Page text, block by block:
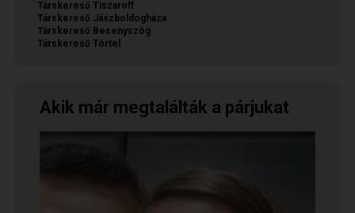
Társkereső Tiszaroff
Társkereső Jászboldogháza
Társkereső Besenyszög
Társkereső Törtel
Akik már megtalálták a párjukat